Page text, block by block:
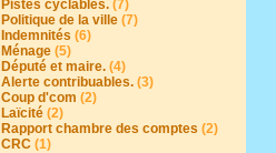
Pistes cyclables. (7)
Politique de la ville (7)
Indemnités (6)
Ménage (5)
Député et maire. (4)
Alerte contribuables. (3)
Coup d'com (2)
Laïcité (2)
Rapport chambre des comptes (2)
CRC (1)